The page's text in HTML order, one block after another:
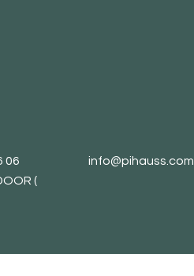
06
(
info@pihauss.com